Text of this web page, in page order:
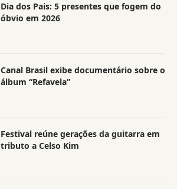
Dia dos Pais: 5 presentes que fogem do
óbvio em 2026
Canal Brasil exibe documentário sobre o
álbum “Refavela”
Festival reúne gerações da guitarra em
tributo a Celso Kim